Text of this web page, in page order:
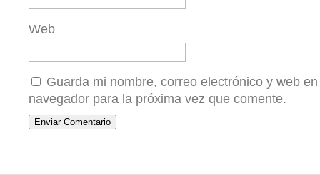
Web
Guarda mi nombre, correo electrónico y web
navegador para la próxima vez que comente.